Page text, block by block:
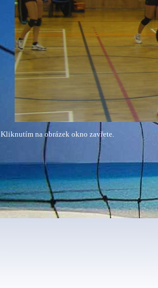
Kliknutím na obrázek okno zavřete.